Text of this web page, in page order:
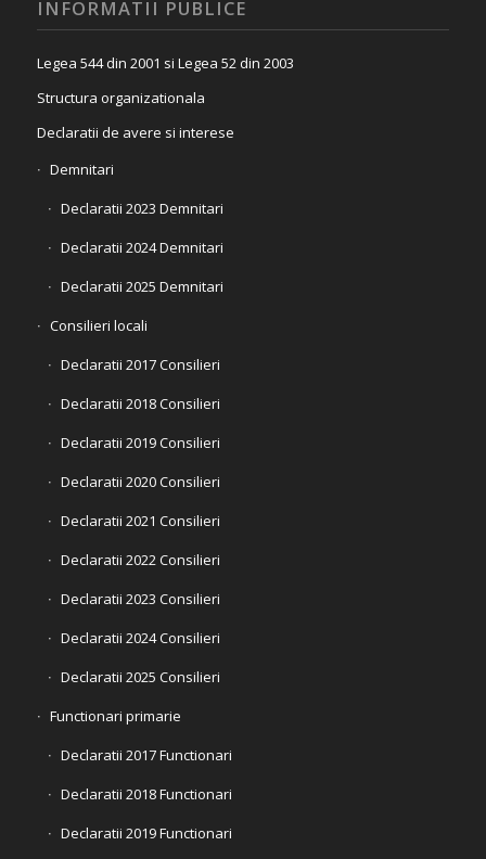
INFORMATII PUBLICE
Legea 544 din 2001 si Legea 52 din 2003
Structura organizationala
Declaratii de avere si interese
Demnitari
Declaratii 2023 Demnitari
Declaratii 2024 Demnitari
Declaratii 2025 Demnitari
Consilieri locali
Declaratii 2017 Consilieri
Declaratii 2018 Consilieri
Declaratii 2019 Consilieri
Declaratii 2020 Consilieri
Declaratii 2021 Consilieri
Declaratii 2022 Consilieri
Declaratii 2023 Consilieri
Declaratii 2024 Consilieri
Declaratii 2025 Consilieri
Functionari primarie
Declaratii 2017 Functionari
Declaratii 2018 Functionari
Declaratii 2019 Functionari